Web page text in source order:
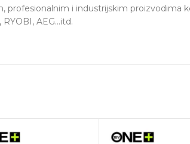
i industrijskim proizvodima
AEG…itd.